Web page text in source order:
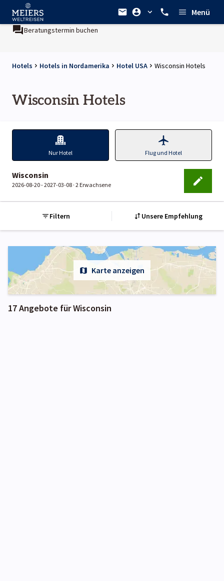
Menü
Beratungstermin buchen
Hotels Hotels in Nordamerika Hotel USA Wisconsin Hotels
Wisconsin Hotels
Nur Hotel Flug und Hotel
Wisconsin
2026-08-20 - 2027-03-08 · 2 Erwachsene
Filtern Unsere Empfehlung
Karte anzeigen
17 Angebote für Wisconsin